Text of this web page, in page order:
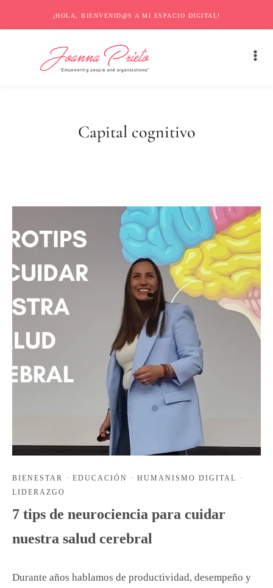
¡HOLA, BIENVENID@S A MI ESPACIO DIGITAL!
Capital cognitivo
BIENESTAR · EDUCACIÓN · HUMANISMO DIGITAL
·
LIDERAZGO
7 tips de neurociencia para cuidar
nuestra salud cerebral
Durante años hablamos de productividad, desempeño y